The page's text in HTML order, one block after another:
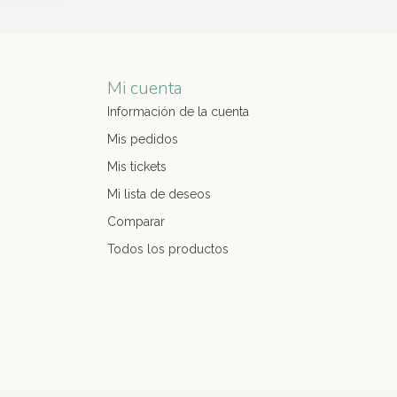
Mi cuenta
Información de la cuenta
Mis pedidos
Mis tickets
Mi lista de deseos
Comparar
Todos los productos